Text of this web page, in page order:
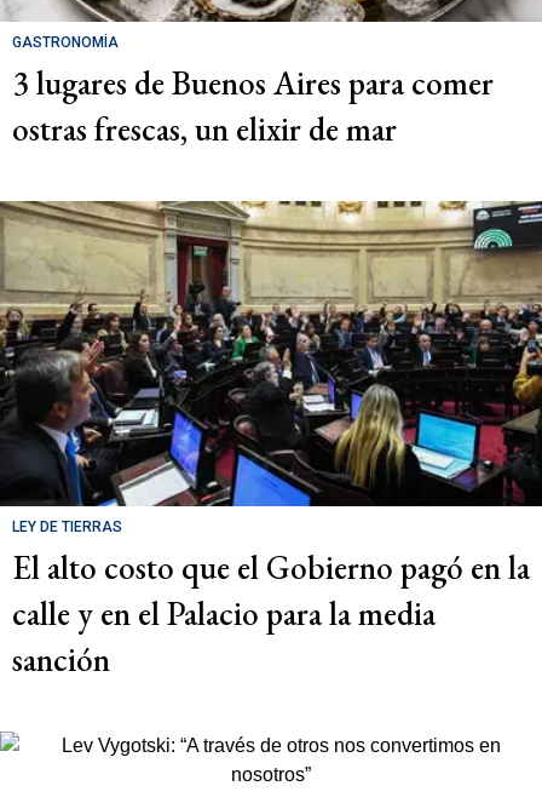
GASTRONOMÍA
3 lugares de Buenos Aires para comer
ostras frescas, un elixir de mar
LEY DE TIERRAS
El alto costo que el Gobierno pagó en la
calle y en el Palacio para la media
sanción